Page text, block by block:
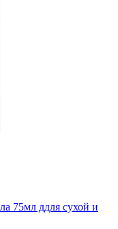
75мл ддля сухой и